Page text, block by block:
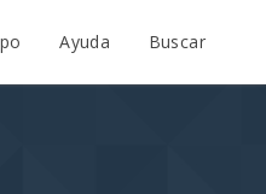
Ayuda Buscar